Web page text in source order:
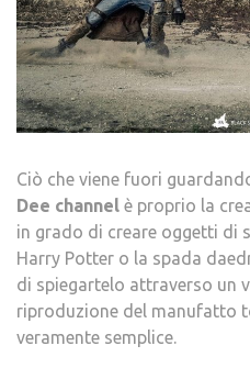
Ciò che viene fuori
Dee channel è proprio la
in grado di creare oggetti di
Harry Potter o la spada
di spiegartelo attraverso un
riproduzione del manufatto
veramente semplice.